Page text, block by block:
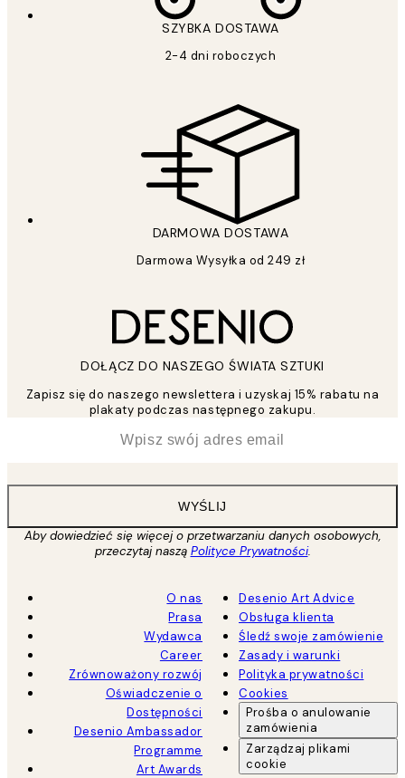
SZYBKA DOSTAWA
2-4 dni roboczych
DARMOWA DOSTAWA
Darmowa Wysyłka od 249 zł
DOŁĄCZ DO NASZEGO ŚWIATA SZTUKI
Zapisz się do naszego newslettera i uzyskaj 15% rabatu na
plakaty podczas następnego zakupu.
WYŚLIJ
Aby dowiedzieć się więcej o przetwarzaniu danych osobowych,
przeczytaj naszą Polityce Prywatności.
O nas
Prasa
Wydawca
Career
Zrównoważony rozwój
Oświadczenie o
Dostępności
Desenio Ambassador
Programme
Art Awards
Desenio Art Advice
Obsługa klienta
Śledź swoje zamówienie
Zasady i warunki
Polityka prywatności
Cookies
Prośba o anulowanie
zamówienia
Zarządzaj plikami
cookie